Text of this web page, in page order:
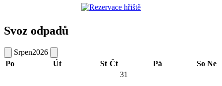
Svoz odpadů
Srpen2026
Po
Út St Čt Pá So Ne
31